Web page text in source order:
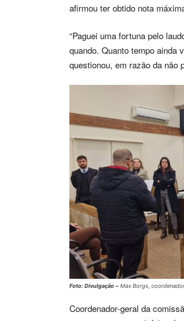
afirmou ter obtido nota
“Paguei uma fortuna pelo
quando. Quanto tempo ainda
questionou, em razão da não
Foto: Divulgação – Max Borgs,
Coordenador-geral da